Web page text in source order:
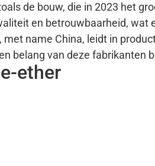
de bouw, die in 2023 het
en betrouwbaarheid, wat
name China, leidt in
belang van deze fabrikanten
ether